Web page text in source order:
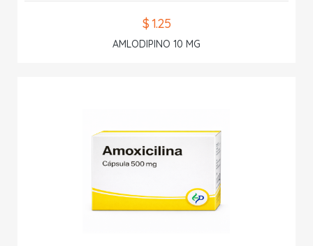
$ 1.25
AMLODIPINO 10 MG